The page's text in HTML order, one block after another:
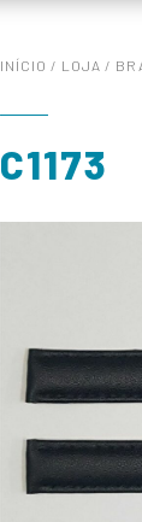
INÍCIO / LOJA /
C1173